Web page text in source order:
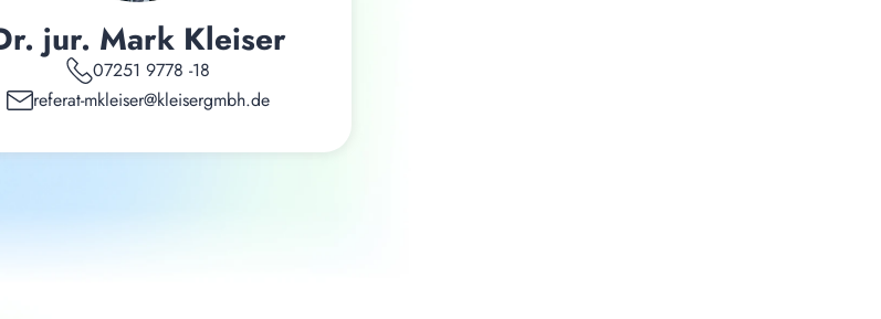
jur. Mark Kleiser
07251 9778 -18
referat-mkleiser@kleisergmbh.de